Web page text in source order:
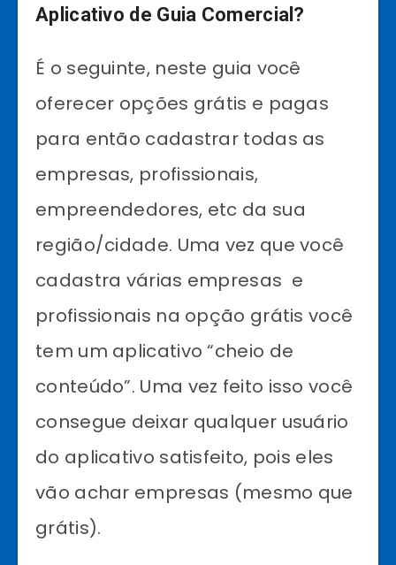
Aplicativo de Guia Comercial?
É o seguinte, neste guia você
oferecer opções grátis e pagas
para então cadastrar todas as
empresas, profissionais,
empreendedores, etc da sua
região/cidade. Uma vez que você
cadastra várias empresas e
profissionais na opção grátis você
tem um aplicativo “cheio de
conteúdo”. Uma vez feito isso você
consegue deixar qualquer usuário
do aplicativo satisfeito, pois eles
vão achar empresas (mesmo que
grátis).